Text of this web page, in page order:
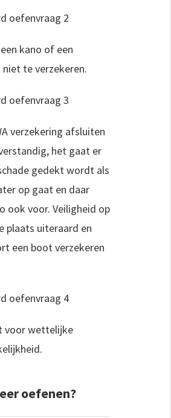
oefenvraag 2
kano of een
te verzekeren.
oefenvraag 3
verzekering afsluiten
het gaat er
gedekt wordt als
op gaat en daar
ook voor. Veiligheid op
plaats uiteraard en
een boot verzekeren
oefenvraag 4
voor wettelijke
oefenen?